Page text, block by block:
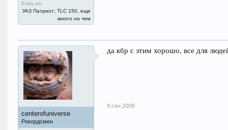
Езжу на:
УАЗ Патриот; TLC 150, еще
много на чем
centerofuniverse
Рекордсмен
да кбр с этим хорошо, все для
9 сен 2009